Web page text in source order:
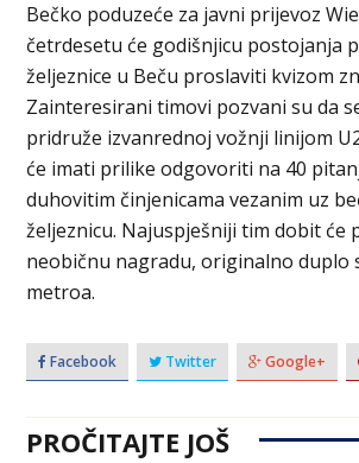
Bečko poduzeće za javni prijevoz
četrdesetu će godišnjicu postojanja
željeznice u Beču proslaviti kvizom
Zainteresirani timovi pozvani su da
pridruže izvanrednoj vožnji linijom
će imati prilike odgovoriti na 40
duhovitim činjenicama vezanim uz
željeznicu. Najuspješniji tim dobit će
neobičnu nagradu, originalno duplo
metroa.
Facebook Twitter Google+
PROČITAJTE JOŠ